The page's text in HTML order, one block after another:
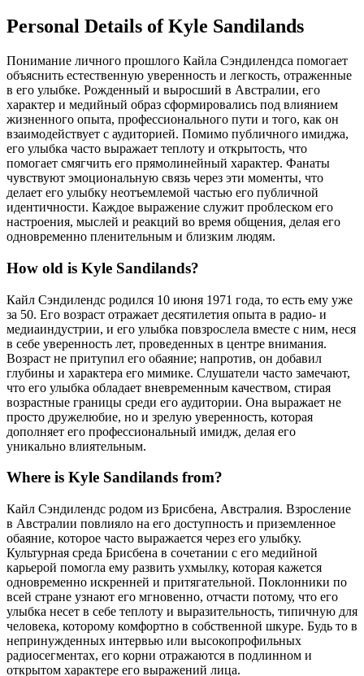
Personal Details of Kyle Sandilands
Понимание личного прошлого Кайла Сэндилендса помогает
объяснить естественную уверенность и легкость, отраженные
в его улыбке. Рожденный и выросший в Австралии, его
характер и медийный образ сформировались под влиянием
жизненного опыта, профессионального пути и того, как он
взаимодействует с аудиторией. Помимо публичного имиджа,
его улыбка часто выражает теплоту и открытость, что
помогает смягчить его прямолинейный характер. Фанаты
чувствуют эмоциональную связь через эти моменты, что
делает его улыбку неотъемлемой частью его публичной
идентичности. Каждое выражение служит проблеском его
настроения, мыслей и реакций во время общения, делая его
одновременно пленительным и близким людям.
How old is Kyle Sandilands?
Кайл Сэндилендс родился 10 июня 1971 года, то есть ему уже
за 50. Его возраст отражает десятилетия опыта в радио- и
медиаиндустрии, и его улыбка повзрослела вместе с ним, неся
в себе уверенность лет, проведенных в центре внимания.
Возраст не притупил его обаяние; напротив, он добавил
глубины и характера его мимике. Слушатели часто замечают,
что его улыбка обладает вневременным качеством, стирая
возрастные границы среди его аудитории. Она выражает не
просто дружелюбие, но и зрелую уверенность, которая
дополняет его профессиональный имидж, делая его
уникально влиятельным.
Where is Kyle Sandilands from?
Кайл Сэндилендс родом из Брисбена, Австралия. Взросление
в Австралии повлияло на его доступность и приземленное
обаяние, которое часто выражается через его улыбку.
Культурная среда Брисбена в сочетании с его медийной
карьерой помогла ему развить ухмылку, которая кажется
одновременно искренней и притягательной. Поклонники по
всей стране узнают его мгновенно, отчасти потому, что его
улыбка несет в себе теплоту и выразительность, типичную для
человека, которому комфортно в собственной шкуре. Будь то в
непринужденных интервью или высокопрофильных
радиосегментах, его корни отражаются в подлинном и
открытом характере его выражений лица.